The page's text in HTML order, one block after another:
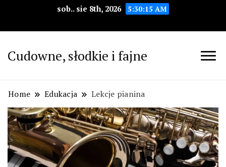
sob.. sie 8th, 2026 5:30:16 AM
Cudowne, słodkie i fajne
Home Edukacja Lekcje pianina